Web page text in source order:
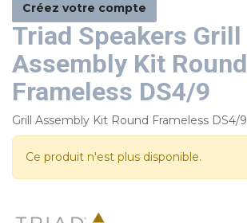
Créez votre compte
Triad Speakers Grill
Assembly Kit Round
Frameless DS4/9
Grill Assembly Kit Round Frameless DS4/9
Ce produit n'est plus disponible.